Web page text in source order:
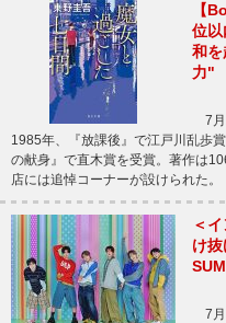
【
位
和
力"
7月
1985年、『放課後』で江戸川乱歩
の献身』で直木賞を受賞。著作は
店には追悼コーナーが設けられた
＜
け
7月